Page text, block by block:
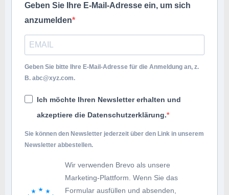
Geben Sie Ihre E-Mail-Adresse ein, um sich
anzumelden
Geben Sie bitte Ihre E-Mail-Adresse für die Anmeldung an, z.
B. abc@xyz.com.
Ich möchte Ihren Newsletter erhalten und
akzeptiere die Datenschutzerklärung.
Sie können den Newsletter jederzeit über den Link in unserem
Newsletter abbestellen.
Wir verwenden Brevo als unsere
Marketing-Plattform. Wenn Sie das
Formular ausfüllen und absenden,